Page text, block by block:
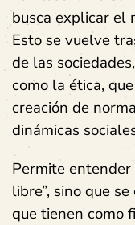
busca explicar el
Esto se vuelve
de las
como la ética,
creación de
dinámicas
Permite entender
libre”, sino que
que tienen como